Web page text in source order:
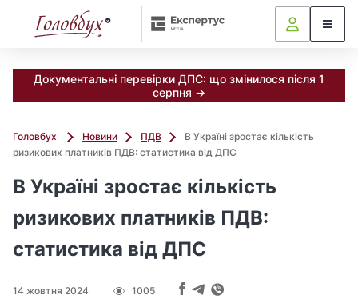
Документальні перевірки ДПС: що змінилося після 1
серпня →
Головбух Новини ПДВ
В Україні зростає кількість
ризикових платників ПДВ: статистика від ДПС
В Україні зростає кількість
ризикових платників ПДВ:
статистика від ДПС
14 жовтня 2024 1005